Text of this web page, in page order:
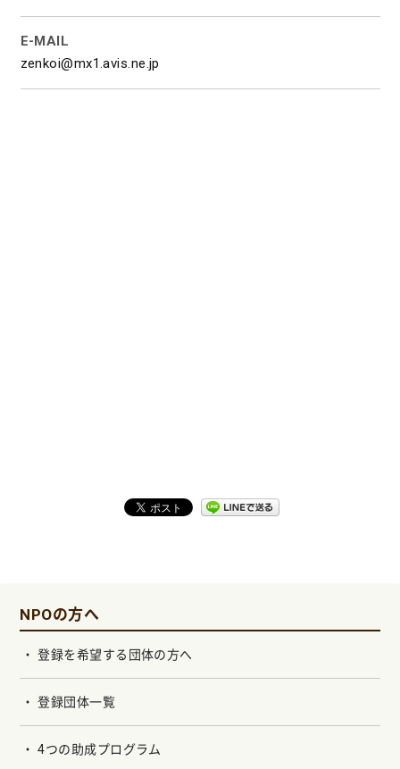
E-MAIL
zenkoi@mx1.avis.ne.jp
NPOの方へ
登録を希望する団体の方へ
登録団体一覧
4つの助成プログラム